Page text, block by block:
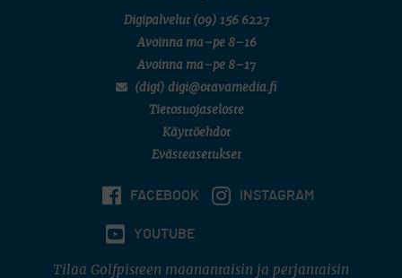
Digipalvelut (09) 156 6227
Avoinna ma–pe 8–16
Avoinna ma–pe 8–17
(digi) digi@otavamedia.fi
Tietosuojaseloste
Käyttöehdot
Evästeasetukset
FACEBOOK INSTAGRAM
YOUTUBE
Tilaa Golfpisteen maanantaisin ja perjantaisin